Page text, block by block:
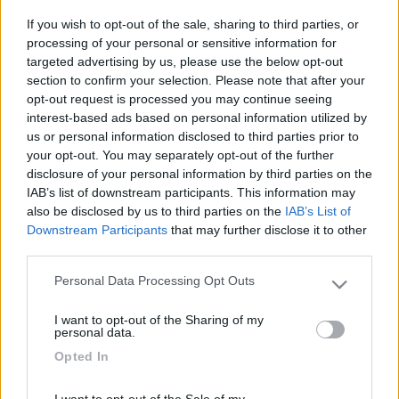
If you wish to opt-out of the sale, sharing to third parties, or
processing of your personal or sensitive information for
targeted advertising by us, please use the below opt-out
section to confirm your selection. Please note that after your
opt-out request is processed you may continue seeing
interest-based ads based on personal information utilized by
us or personal information disclosed to third parties prior to
your opt-out. You may separately opt-out of the further
disclosure of your personal information by third parties on the
IAB’s list of downstream participants. This information may
also be disclosed by us to third parties on the IAB’s List of
Downstream Participants that may further disclose it to other
Please note that this website/app uses one or more Google
not limited to your visit or usage behaviour. You may click to
grant or deny consent to Google and its third-party tags to
use your data for below specified purposes in below Google
Personal Data Processing Opt Outs
I want to opt-out of the Sharing of my
personal data.
Opted In
posteriore del telaio, e poi sulla qualità della costruzione in
poliuretano...
Certo la pianta con i letti a castello posteriore con dinette
posteriore per far giocare le figlie...è fantastica, ma poi alla
prova dei fatti bisogna valutarne l'utilità effettiva.
Qualcuno, che conosce, od ha, od ha avuto,...ci da qualche
informazione.
Grazie in anticipo
Piersimo
lucabrio
Inserito il28/09/2019 alle:13:43:05
Buongiorno, abbiamo visto in fiera il nuovo ITINEO SB740, siamo felici
possessori di un ECOVIP 1, letti a castello, sottopavimento tecnico,